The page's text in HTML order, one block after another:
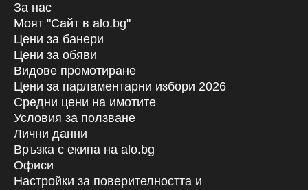
За нас
Моят "Сайт в alo.bg"
Цени за банери
Цени за обяви
Видове промотиране
Цени за парламентарни избори 2026
Средни цени на имотите
Условия за ползване
Лични данни
Връзка с екипa на alo.bg
Офиси
Настройки за поверителността и